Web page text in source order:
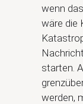
wenn
wäre die
starten.
werden,